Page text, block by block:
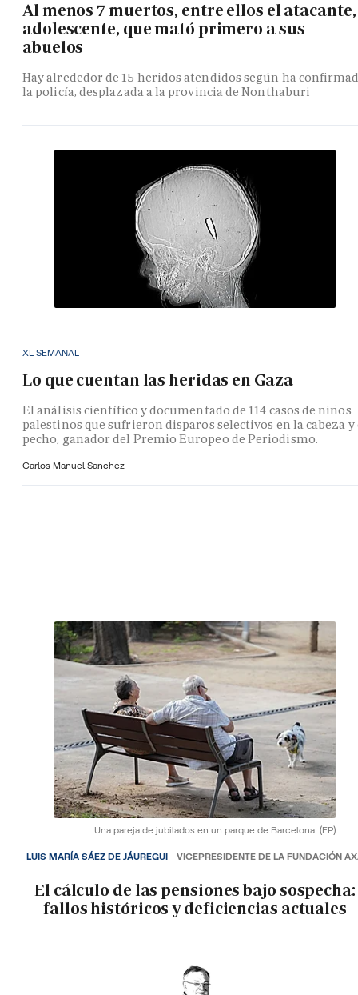
Al menos 7 muertos, entre ellos el atacante,
adolescente, que mató primero a sus
abuelos
Hay alrededor de 15 heridos atendidos según ha
la policía, desplazada a la provincia de Nonthaburi
XL SEMANAL
Lo que cuentan las heridas en Gaza
El análisis científico y documentado de 114 casos de niños
palestinos que sufrieron disparos selectivos en la cabeza y
pecho, ganador del Premio Europeo de Periodismo.
Carlos Manuel Sanchez
Una pareja de jubilados en un parque de Barcelona. (EP)
El cálculo de las pensiones bajo sospecha:
fallos históricos y deficiencias actuales
LUIS MARÍA SÁEZ DE JÁUREGUI VICEPRESIDENTE DE LA FUNDACIÓN